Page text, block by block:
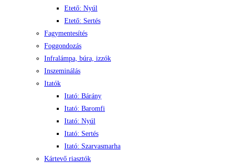
Etető: Nyúl
Etető: Sertés
Fagymentesítés
Foggondozás
Infralámpa, búra, izzók
Inszeminálás
Itatók
Itató: Bárány
Itató: Baromfi
Itató: Nyúl
Itató: Sertés
Itató: Szarvasmarha
Kártevő riasztók